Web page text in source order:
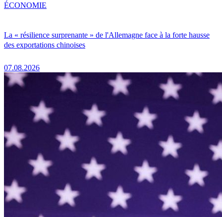
La « résilience surprenante » de l'Allemagne face à la forte hausse
des exportations chinoises
07.08.2026
ÉCONOMIE